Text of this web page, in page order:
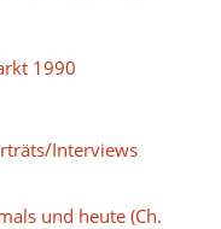
1990
Interviews
und heute (Ch.